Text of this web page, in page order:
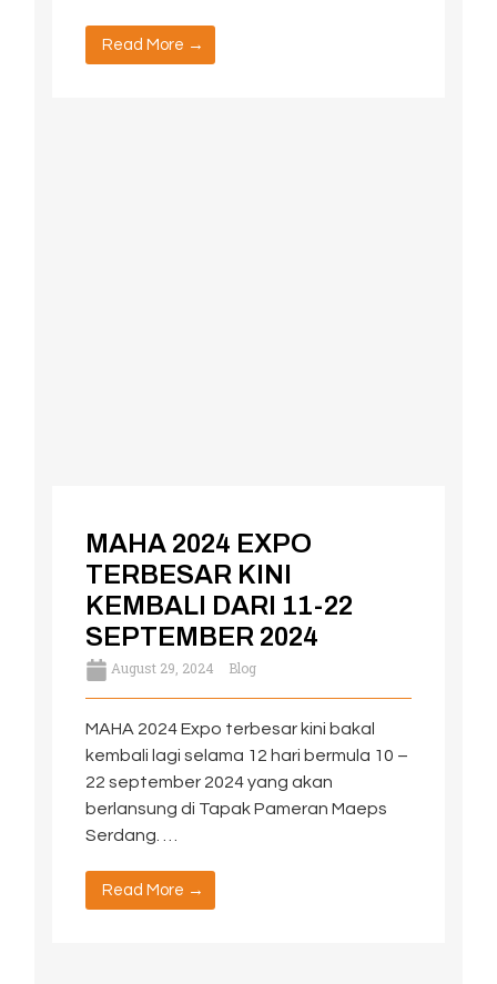
Read More →
MAHA 2024 EXPO
TERBESAR KINI
KEMBALI DARI 11-22
SEPTEMBER 2024
August 29, 2024 Blog
MAHA 2024 Expo terbesar kini bakal
kembali lagi selama 12 hari bermula 10 –
22 september 2024 yang akan
berlansung di Tapak Pameran Maeps
Serdang. …
Read More →